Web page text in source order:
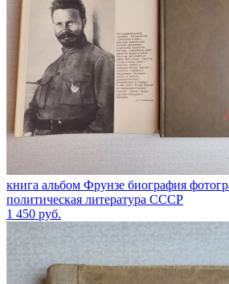
книга альбом Фрунзе биография
политическая литература СССР
1 450 руб.